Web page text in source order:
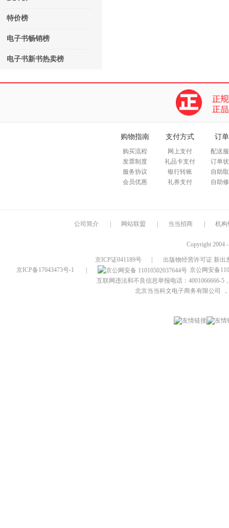
特价榜
电子书畅销榜
电子书新书热卖榜
购物指南
购买流程
发票制度
服务协议
会员优惠
支付方式
网上支付
礼品卡支付
银行转账
礼券支付
订
配送
订单
自助
自助
公司简介 网站联盟 当当招商 机构
Copyright 2004
京ICP证041189号
出版物经营许可证 新出
京ICP备17043473号-1
京公网安备
互联网违法和不良信息举报电话：4001066666-5
北京当当科文电子商务有限公司